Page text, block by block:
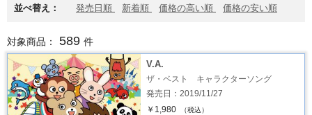
並べ替え： 発売日順 新着順 価格の高い順 価格の安い順
対象商品： 589 件
V.A.
ザ・ベスト キャラクターソング
発売日：2019/11/27
￥1,980
（税込）